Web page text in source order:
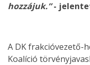
hozzájuk.”-
A DK frakcióvezető-
Koalíció